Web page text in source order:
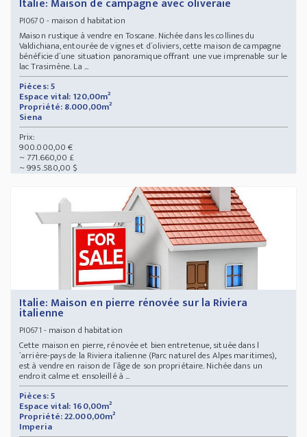
PI0670 - maison d habitation
Maison rustique à vendre en Toscane. Nichée dans les collines du
Valdichiana, entourée de vignes et d´oliviers, cette maison de campagne
bénéficie d´une situation panoramique offrant une vue imprenable sur le
lac Trasimène. La ...
Pièces: 5
Espace vital: 120,00m²
Propriété: 8.000,00m²
Siena
Prix:
900.000,00 €
~ 771.660,00 £
~ 995.580,00 $
Italie: Maison en pierre rénovée sur la Riviera
italienne
PI0671 - maison d habitation
Cette maison en pierre, rénovée et bien entretenue, située dans l
´arrière-pays de la Riviera italienne (Parc naturel des Alpes maritimes),
est à vendre en raison de l´âge de son propriétaire. Nichée dans un
endroit calme et ensoleillé à ...
Pièces: 5
Espace vital: 160,00m²
Propriété: 22.000,00m²
Imperia